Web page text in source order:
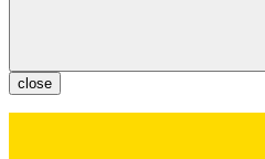
close